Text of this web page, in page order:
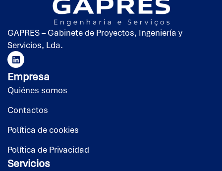
GAPRES – Gabinete de Proyectos, Ingeniería y
Servicios, Lda.
Empresa
Quiénes somos
Contactos
Política de cookies
Política de Privacidad
Servicios